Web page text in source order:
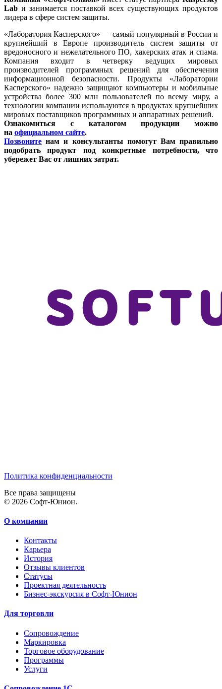
Lab и занимается поставкой всех существующих продуктов
лидера в сфере систем защиты.
«Лаборатория Касперского» — самый популярный в России и
крупнейший в Европе производитель систем защиты от
вредоносного и нежелательного ПО, хакерских атак и спама.
Компания входит в четверку ведущих мировых
производителей программных решений для обеспечения
информационной безопасности. Продукты «Лаборатории
Касперского» надежно защищают компьютеры и мобильные
устройства более 300 млн пользователей по всему миру, а
технологии компании используются в продуктах крупнейших
мировых поставщиков программных и аппаратных решений.
Ознакомиться с каталогом продукции можно
на официальном сайте.
Позвоните нам и консультанты помогут Вам правильно
подобрать продукт под конкретные потребности, что
убережет Вас от лишних затрат.
Политика конфиденциальности
Все права защищены
© 2026 Софт-Юнион.
О компании
Контакты
Карьера
История
Отзывы клиентов
Статусы
Проектная деятельность
Бизнес-экскурсия в Софт-Юнион
Для торговли
Сопровождение
Маркировка
Торговое оборудование
Программы
Услуги